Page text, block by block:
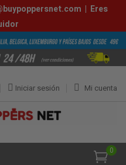
| Eres
Mi cuenta
Iniciar sesión
0